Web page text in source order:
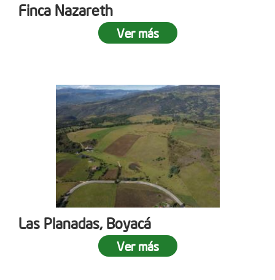
Finca Nazareth
Ver más
Las Planadas, Boyacá
Ver más